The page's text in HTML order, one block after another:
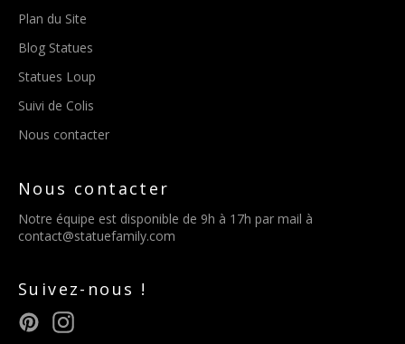
Plan du Site
Blog Statues
Statues Loup
Suivi de Colis
Nous contacter
Nous contacter
Notre équipe est disponible de 9h à 17h par mail à
contact@statuefamily.com
Suivez-nous !
Pinterest